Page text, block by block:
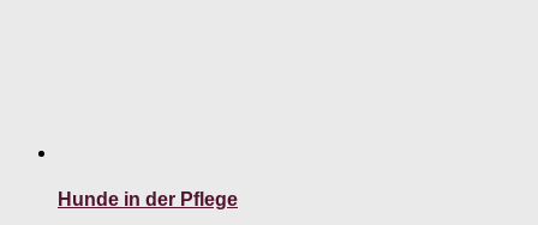
Hunde in der Pflege